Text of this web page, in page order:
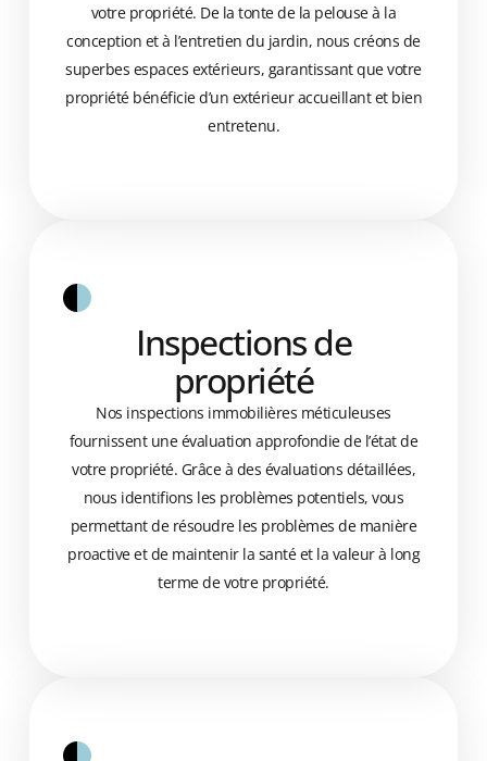
votre propriété. De la tonte de la pelouse à la
conception et à l’entretien du jardin, nous créons de
superbes espaces extérieurs, garantissant que votre
propriété bénéficie d’un extérieur accueillant et bien
entretenu.
Inspections de
propriété
Nos inspections immobilières méticuleuses
fournissent une évaluation approfondie de l’état de
votre propriété. Grâce à des évaluations détaillées,
nous identifions les problèmes potentiels, vous
permettant de résoudre les problèmes de manière
proactive et de maintenir la santé et la valeur à long
terme de votre propriété.